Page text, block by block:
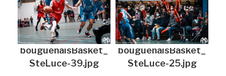
bouguenaisBasket_
SteLuce-39.jpg
bouguenaisBasket_
SteLuce-25.jpg